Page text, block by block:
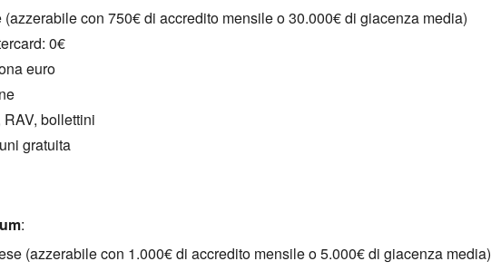
(azzerabile con 750€ di accredito mensile o 30.000€ di giacenza media)
0€
euro
RAV, bollettini
gratuita
:
(azzerabile con 1.000€ di accredito mensile o 5.000€ di giacenza media)